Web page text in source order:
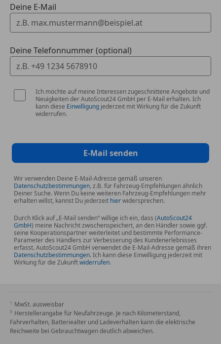
Nebelschlussleuchte
Radioempfang digital (DAB+)
Scheibenwaschdüsen beheizt
Servolenkung elektro-mechanisch
Sitze im Fahrerhaus: Beifahrerdoppelsitz mit
Stau-/Ablagefach und Rückenlehne zum Ablagetisch
klappbar
Sitze im Fahrerhaus: Fahrer- und Beifahrersitz
heizbar
Steckdosen (12V-Anschluß) im Fahrerhaus
Steckdosen (12V-Anschluß) im Lade-/Fahrgastraum
Trittstufe hinten in Stoßfänger integriert
Verzurrösen Laderaum
Warnanlage für Sicherheitsgurt (Fahrerseite)
Wegfahrsperre (elektronisch)
Zentralverriegelung mit Fernbedienung und
Innenbetätigung
Deine E-Mail
Deine Telefonnummer (optional)
Ich möchte auf meine Interessen zugeschnittene Angebote und
Neuigkeiten der AutoScout24 GmbH per E-Mail erhalten. Ich
kann diese Einwilligung jederzeit mit Wirkung für die Zukunft
widerrufen.
E-Mail senden
Wir verwenden Deine E-Mail-Adresse gemäß unseren
Datenschutzbestimmungen, z.B. für Fahrzeug-Empfehlungen ähnlich
Deiner Suche. Wenn Du keine weiteren Fahrzeug-Empfehlungen mehr
erhalten willst, kannst Du jederzeit hierwidersprechen.
Durch Klick auf „E-Mail senden“ willige ich ein, dass (AutoScout24
GmbH) meine Nachricht zwischenspeichert, an den Händler sowie ggf.
seine Kooperationspartner weiterleitet und bestimmte Performance-
Parameter des Händlers zur Verbesserung des Kundenerlebnisses
erfasst. AutoScout24 GmbH verwendet die E-Mail-Adresse gemäß ihren
Datenschutzbestimmungen. Ich kann diese Einwilligung jederzeit mit
Wirkung für die Zukunftwiderrufen.
MwSt. ausweisbar
Herstellerangabe für Neufahrzeuge. Je nach Kilometerstand,
Fahrverhalten, Batteriealter und Ladeverhalten kann die elektrische
Reichweite bei Gebrauchtwagen deutlich abweichen.